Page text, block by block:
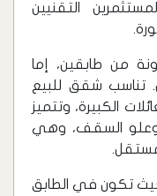
التقنيين
من طابقين، إما
تناسب شقق للبيع
الكبيرة، وتتميز
وعلو السقف، وهي
تكون في الطابق